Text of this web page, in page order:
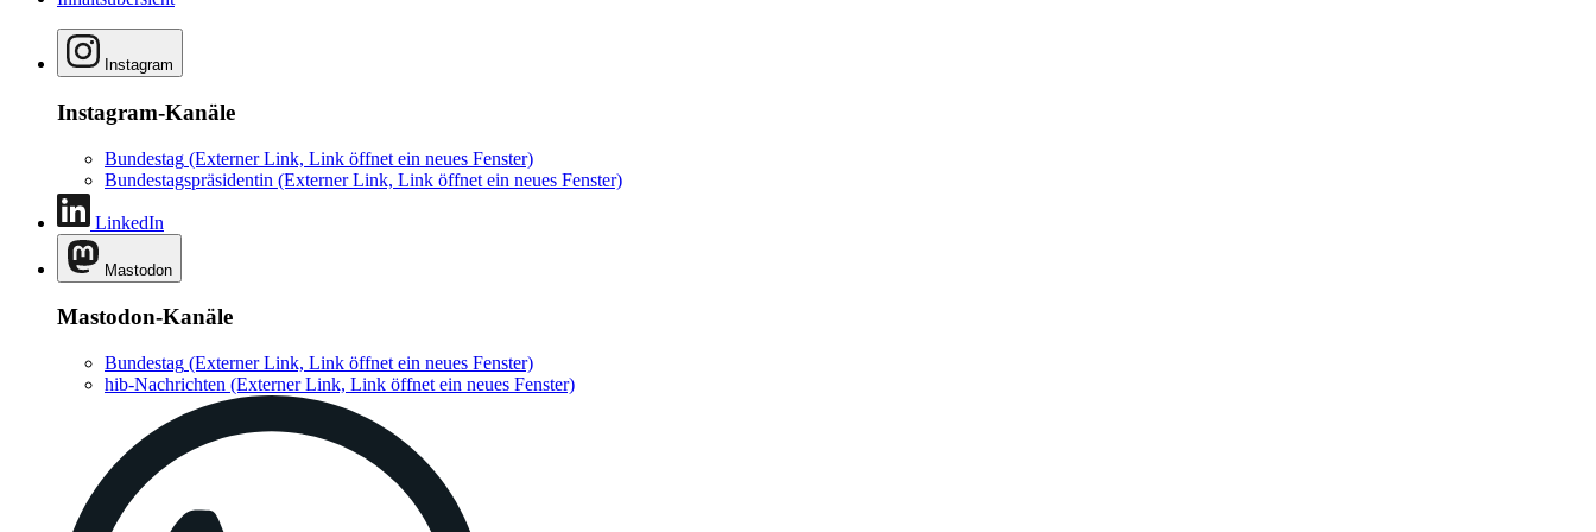
Instagram
Instagram-Kanäle
Bundestag (Externer Link, Link öffnet ein neues Fenster)
Bundestagspräsidentin (Externer Link, Link öffnet ein neues Fenster)
LinkedIn
Mastodon
Mastodon-Kanäle
Bundestag (Externer Link, Link öffnet ein neues Fenster)
hib-Nachrichten (Externer Link, Link öffnet ein neues Fenster)